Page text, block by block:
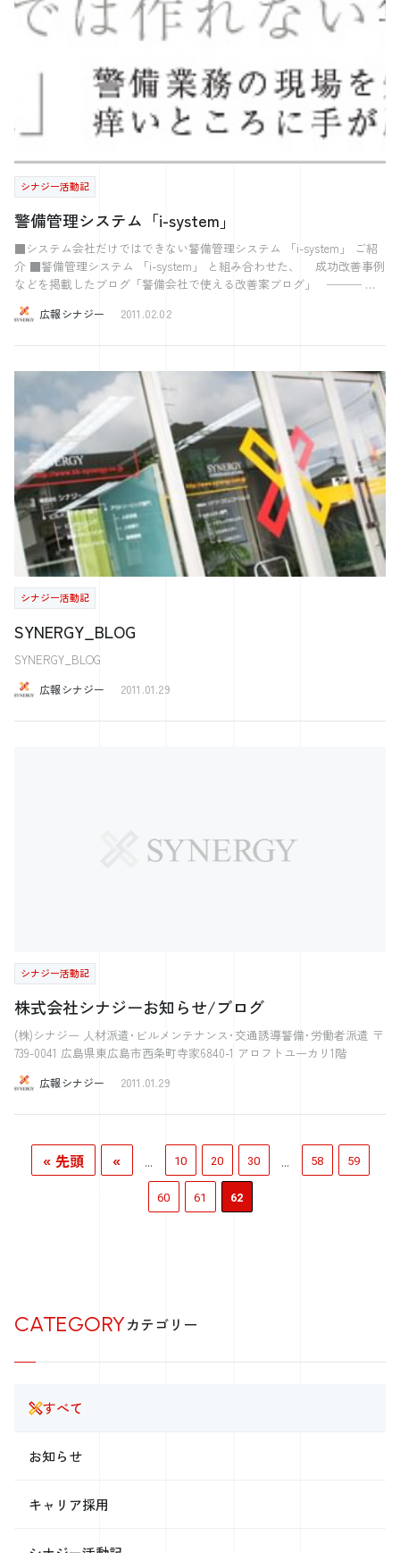
シナジー活動記
警備管理システム「i-system」
■システム会社だけではできない警備管理システム 「i-system」 ご紹
介 ■警備管理システム 「i-system」 と組み合わせた、 成功改善事例
などを掲載したブログ「警備会社で使える改善案ブログ」 ─── ぐ
っとくる会社を、もっと。 ─── 株式会社シナジー 〜2017ホワイト企
業アワード受賞〜 〜注目の西日本ベンチャー100に選出〜 ～日経
めのスカウト型新卒採用イベント】 Gメン32 【すごい！素人をプロデ
ュース！】 得意と働くを繋げる！Jally‘ｓ＜ジャリーズ＞ 【お問合せ】
総合お問合せフォーム
広報シナジー 2011.02.02
シナジー活動記
SYNERGY_BLOG
SYNERGY_BLOG
広報シナジー 2011.01.29
シナジー活動記
株式会社シナジーお知らせ/ブログ
(株)シナジー 人材派遣･ビルメンテナンス･交通誘導警備･労働者派遣 〒
739-0041 広島県東広島市西条町寺家6840-1 アロフトユーカリ1階
広報シナジー 2011.01.29
« 先頭 « ... 10 20 30 ... 58 59
60 61 62
CATEGORYカテゴリー
すべて
お知らせ
キャリア採用